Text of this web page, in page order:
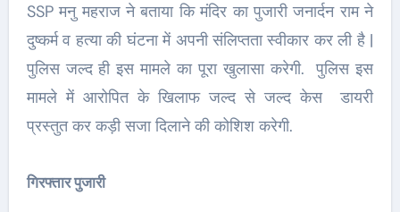
SSP मनु महराज ने बताया कि मंदिर का पुजारी जनार्दन राम ने
दुष्कर्म व हत्या की घंटना में अपनी संलिप्तता स्वीकार कर ली है |
पुलिस जल्द ही इस मामले का पूरा खुलासा करेगी. पुलिस इस
मामले में आरोपित के खिलाफ जल्द से जल्द केस डायरी
प्रस्तुत कर कड़ी सजा दिलाने की कोशिश करेगी.
गिरफ्तार पुजारी